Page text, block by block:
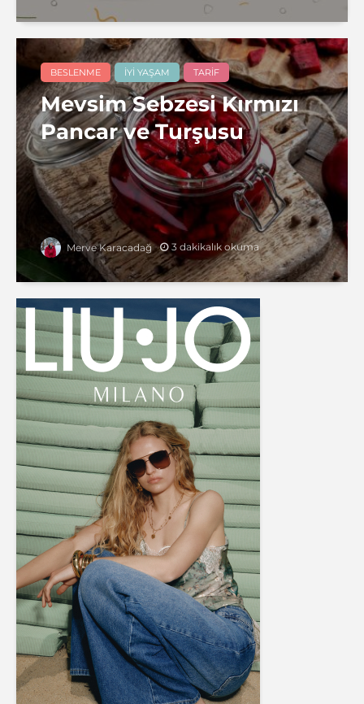
BESLENME İYI YAŞAM TARIF
Mevsim Sebzesi Kırmızı
Pancar ve Turşusu
Merve Karacadağ 3 dakikalık okuma